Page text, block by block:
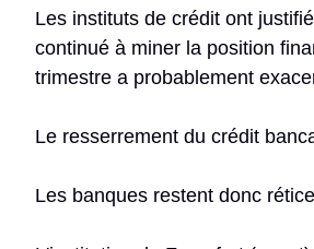
Les instituts de crédit ont
continué à miner la position
trimestre a probablement
Le resserrement du crédit
Les banques restent donc